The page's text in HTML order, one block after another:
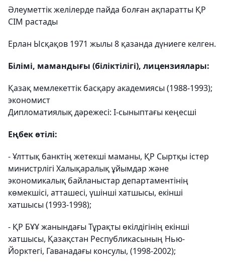
Әлеуметтік желілерде пайда болған ақпаратты ҚР
СІМ растады
Ерлан Ысқақов 1971 жылы 8 қазанда дүниеге келген.
Білімі, мамандығы (біліктілігі), лицензиялары:
Қазақ мемлекеттік басқару академиясы (1988-1993);
экономист
Дипломатиялық дәрежесі: I-сыныптағы кеңесші
Еңбек өтілі:
- Ұлттық банктің жетекші маманы, ҚР Сыртқы істер
министрлігі Халықаралық ұйымдар және
экономикалық байланыстар департаментінің
көмекшісі, атташесі, үшінші хатшысы, екінші
хатшысы (1993-1998);
- ҚР БҰҰ жанындағы Тұрақты өкілдігінің екінші
хатшысы, Қазақстан Республикасының Нью-
Йорктегі, Гаванадағы консулы, (1998-2002);